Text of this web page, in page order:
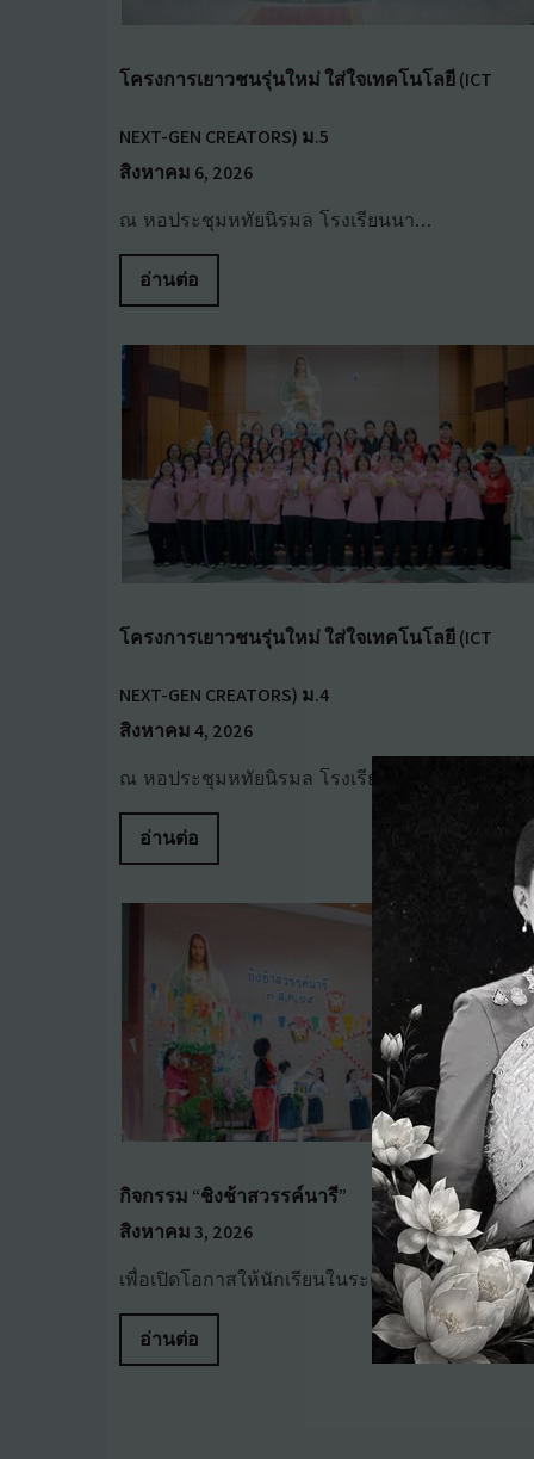
โครงการเยาวชนรุ่นใหม่ ใส่ใจเทคโนโลยี (ICT
NEXT-GEN CREATORS) ม.5
สิงหาคม 6, 2026
ณ หอประชุมหทัยนิรมล โรงเรียนนา…
อ่านต่อ
โครงการเยาวชนรุ่นใหม่ ใส่ใจเทคโนโลยี (ICT
NEXT-GEN CREATORS) ม.4
สิงหาคม 4, 2026
ณ หอประชุมหทัยนิรมล โรงเรียนนา…
อ่านต่อ
กิจกรรม “ชิงช้าสวรรค์นารี”
สิงหาคม 3, 2026
เพื่อเปิดโอกาสให้นักเรียนในระด…
อ่านต่อ